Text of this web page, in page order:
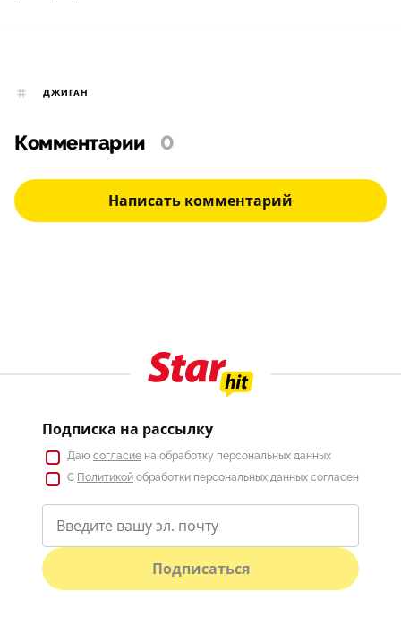
ДЖИГАН
Комментарии 0
Написать комментарий
Подписка на рассылку
Даю согласие на обработку персональных данных
С Политикой обработки персональных данных согласен
Подписаться